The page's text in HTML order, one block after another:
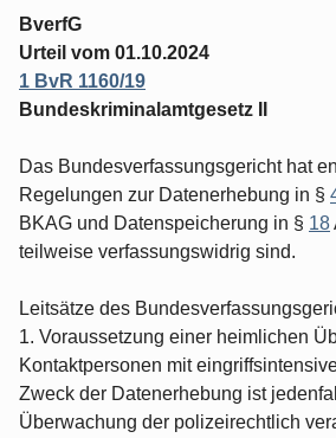
BverfG
Urteil vom 01.10.2024
1 BvR 1160/19
Bundeskriminalamtgesetz II
Das Bundesverfassungsgericht hat
Regelungen zur Datenerhebung in §
BKAG und Datenspeicherung in § 18
teilweise verfassungswidrig sind.
Leitsätze des
1. Voraussetzung einer heimlichen
Kontaktpersonen mit
Zweck der Datenerhebung ist
Überwachung der polizeirechtlich